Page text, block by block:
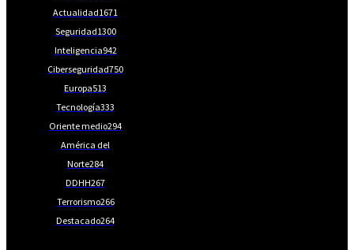
Actualidad1671
Seguridad1300
Inteligencia942
Ciberseguridad750
Europa513
Tecnología333
Oriente medio294
América del
Norte284
DDHH267
Terrorismo266
Destacado264